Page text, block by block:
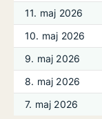
11. maj 2026
10. maj 2026
9. maj 2026
8. maj 2026
7. maj 2026